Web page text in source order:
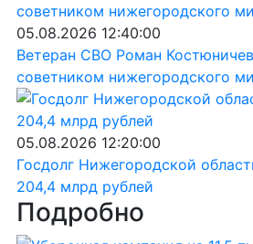
05.08.2026 12:40:00
Ветеран СВО Роман
советником нижегородского
05.08.2026 12:20:00
Госдолг Нижегородской
204,4 млрд рублей
Подробно